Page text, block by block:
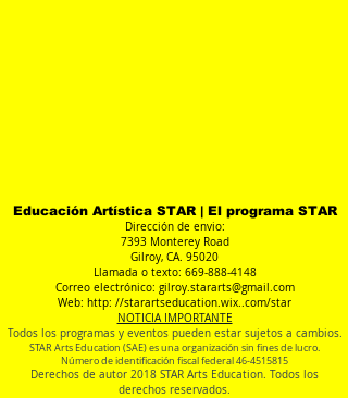
Educación Artística STAR | El programa STAR
Dirección de envio:
7393 Monterey Road
Gilroy, CA. 95020
Llamada o texto: 669-888-4148
Correo electrónico: gilroy.stararts@gmail.com
Web: http: //starartseducation.wix..com/star
NOTICIA IMPORTANTE
Todos los programas y eventos pueden estar sujetos a cambios.
STAR Arts Education (SAE) es una organización sin fines de lucro.
Número de identificación fiscal federal46-4515815
Derechos de autor 2018 STAR Arts Education. Todos los
derechos reservados.